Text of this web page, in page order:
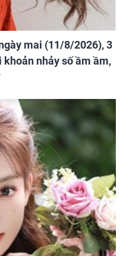
mai (11/8/2026), 3
khoản nhảy số ầm ầm,